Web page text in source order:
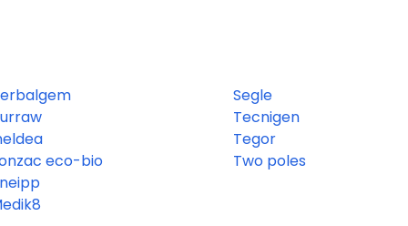
eco-bio
Segle
Tecnigen
Tegor
Two poles